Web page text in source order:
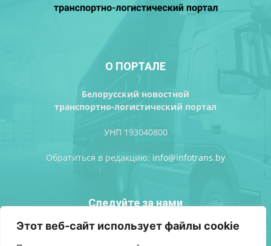
Этот веб-сайт использует файлы cookie
О ПОРТАЛЕ
Белорусский новостной
транспортно-логистический портал
УНП 193040800
Обратиться в редакцию: info@infotrans.bу
Следуйте за нами